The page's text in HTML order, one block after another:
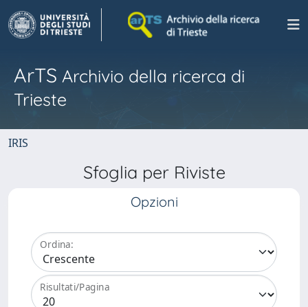
ArTS Archivio della ricerca di
Trieste
IRIS
Sfoglia per Riviste
Opzioni
Ordina:
Risultati/Pagina